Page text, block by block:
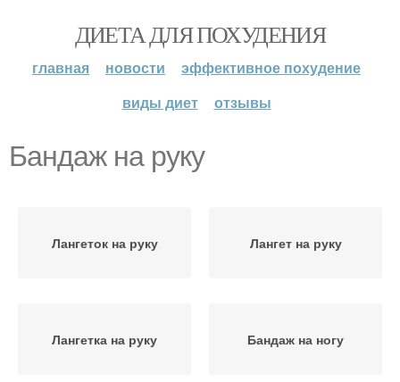
ДИЕТА ДЛЯ ПОХУДЕНИЯ
главная новости
эффективное похудение
виды диет
отзывы
Бандаж на руку
Лангеток на руку Лангет на руку
Лангетка на руку Бандаж на ногу